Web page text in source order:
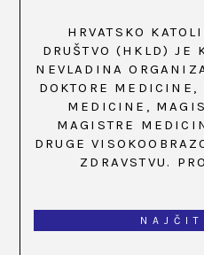
HRVATSKO
DRUŠTVO (HKLD) JE
NEVLADINA
DOKTORE MEDICINE,
MEDICINE,
MAGISTRE
DRUGE
ZDRAVSTVU.